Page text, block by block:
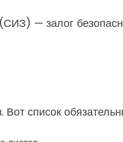
— залог
Вот список